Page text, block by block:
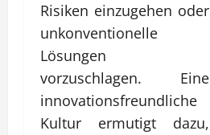
Risiken einzugehen oder
unkonventionelle
Lösungen
vorzuschlagen. Eine
innovationsfreundliche
Kultur ermutigt dazu,